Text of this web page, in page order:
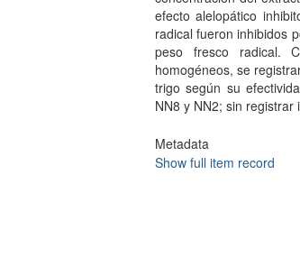
efecto alelopático
radical fueron inhibidos
peso fresco radical.
homogéneos, se
trigo según su
NN8 y NN2; sin
Metadata
Show full item record